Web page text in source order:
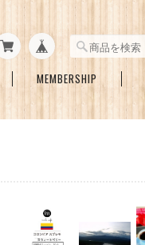
MEMBERSHIP